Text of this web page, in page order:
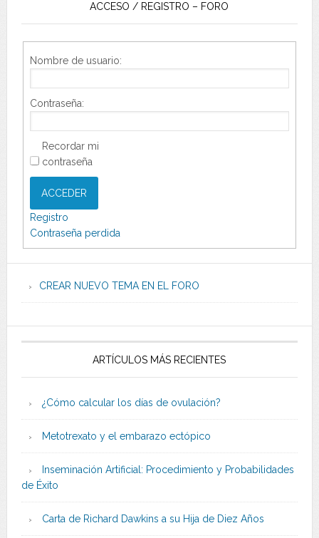
ACCESO / REGISTRO – FORO
Nombre de usuario:
Contraseña:
Recordar mi
contraseña
ACCEDER
Registro
Contraseña perdida
CREAR NUEVO TEMA EN EL FORO
ARTÍCULOS MÁS RECIENTES
¿Cómo calcular los días de ovulación?
Metotrexato y el embarazo ectópico
Inseminación Artificial: Procedimiento y Probabilidades
de Éxito
Carta de Richard Dawkins a su Hija de Diez Años